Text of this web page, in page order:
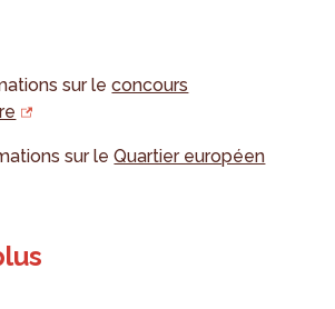
sur leconcours
sur leQuartier européen